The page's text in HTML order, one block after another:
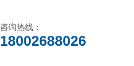
咨询热线：
18002688026